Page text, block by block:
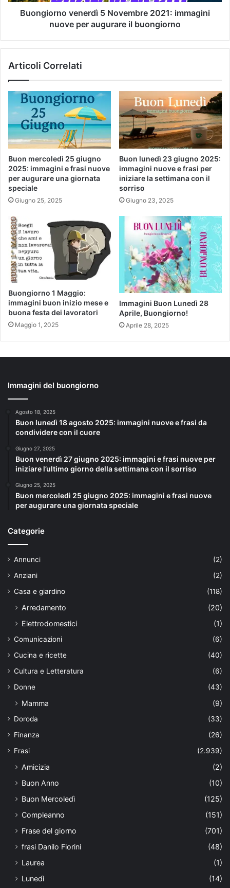
Buongiorno venerdì 5 Novembre 2021: immagini
nuove per augurare il buongiorno
Articoli Correlati
Buon mercoledì 25 giugno
2025: immagini e frasi nuove
per augurare una giornata
speciale
Giugno 25, 2025
Buon lunedì 23 giugno 2025:
immagini nuove e frasi per
iniziare la settimana con il
sorriso
Giugno 23, 2025
Buongiorno 1 Maggio:
immagini buon inizio mese e
buona festa dei lavoratori
Maggio 1, 2025
Immagini Buon Lunedì 28
Aprile, Buongiorno!
Aprile 28, 2025
Immagini del buongiorno
Agosto 18, 2025
Buon lunedì 18 agosto 2025: immagini nuove e frasi da
condividere con il cuore
Giugno 27, 2025
Buon venerdì 27 giugno 2025: immagini e frasi nuove per
iniziare l’ultimo giorno della settimana con il sorriso
Giugno 25, 2025
Buon mercoledì 25 giugno 2025: immagini e frasi nuove
per augurare una giornata speciale
Categorie
Annunci
(2)
Anziani
(2)
Casa e giardino
(118)
Arredamento
(20)
Elettrodomestici
(1)
Comunicazioni
(6)
Cucina e ricette
(40)
Cultura e Letteratura
(6)
Donne
(43)
Mamma (9)
Doroda
(33)
Finanza
(26)
Frasi
(2.939)
Amicizia
(2)
Buon Anno
(10)
Buon Mercoledì
(125)
Compleanno
(151)
Frase del giorno
(701)
frasi Danilo Fiorini
(48)
Laurea
(1)
Lunedì
(14)